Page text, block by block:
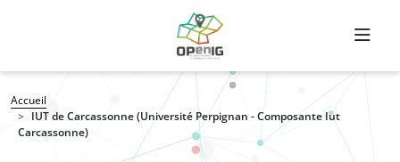
Fil d'Ariane
Accueil
IUT de Carcassonne (Université Perpignan - Composante Iut
Carcassonne)